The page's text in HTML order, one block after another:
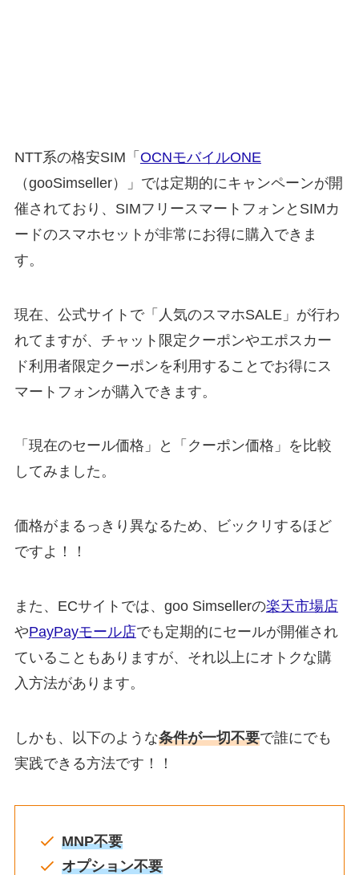
NTT系の格安SIM「 OCNモバイルONE
（gooSimseller）」では定期的にキャンペーンが開
催されており、SIMフリースマートフォンとSIMカ
ードのスマホセットが非常にお得に購入できま
す。
現在、公式サイトで「人気のスマホSALE」が行わ
れてますが、チャット限定クーポンやエポスカー
ド利用者限定クーポンを利用することでお得にス
マートフォンが購入できます。
「現在のセール価格」と「クーポン価格」を比較
してみました。
価格がまるっきり異なるため、ビックリするほど
ですよ！！
また、ECサイトでは、goo Simsellerの楽天市場店
やPayPayモール店でも定期的にセールが開催され
ていることもありますが、それ以上にオトクな購
入方法があります。
しかも、以下のような条件が一切不要で誰にでも
実践できる方法です！！
MNP不要
オプション不要